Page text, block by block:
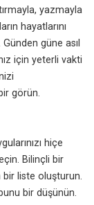
yazmayla
hayatlarını
güne asıl
için yeterli vakti
görün.
hiçe
Bilinçli bir
bir liste oluşturun.
bir düşünün.